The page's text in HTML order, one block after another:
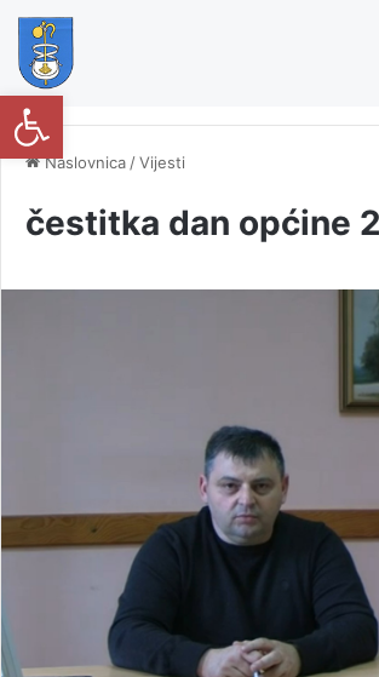
Naslovnica /Vijesti
čestitka dan općine
Open toolbar